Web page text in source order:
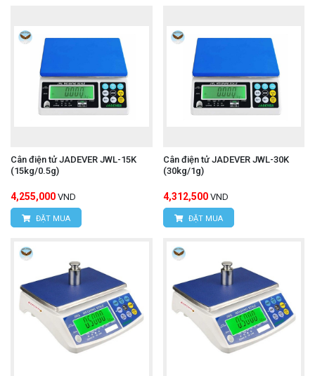
Cân điện tử JADEVER JWL-15K
(15kg/0.5g)
4,255,000 VND
ĐẶT MUA
Cân điện tử JADEVER JWL-30K
(30kg/1g)
4,312,500 VND
ĐẶT MUA